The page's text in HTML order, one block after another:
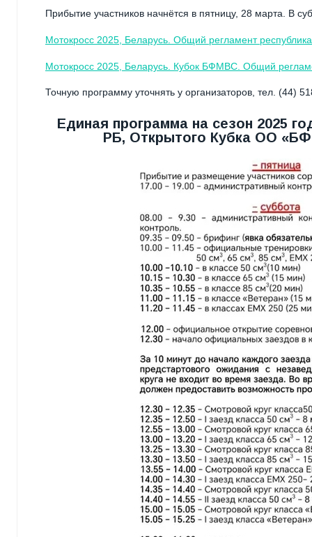
Прибытие участников начнётся в пятницу, 28 марта. В
Мотокросс 2025, Беларусь. Общий регламент
Мотокросс 2025, Беларусь. Кубок БФМВС. Общий
Точную программу уточнять у организаторов, тел. (44)
Единая программа на сезон 2025
РБ, Открытого Кубка ОО